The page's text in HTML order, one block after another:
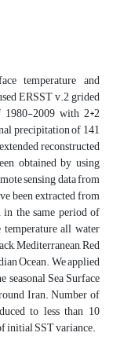
temperature and
ERSST v.2 grided
1980-2009 with 2*2
precipitation of 141
reconstructed
obtained by using
sensing data from
been extracted from
the same period of
all water
Mediterranean, Red
Ocean. We applied
Sea Surface
Iran. Number of
to less than 10
initial SST variance.